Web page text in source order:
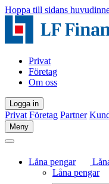
Hoppa till sidans
Privat
Företag
Om oss
Logga in
Privat Företag Partner
Meny
Låna pengar
Låna pengar